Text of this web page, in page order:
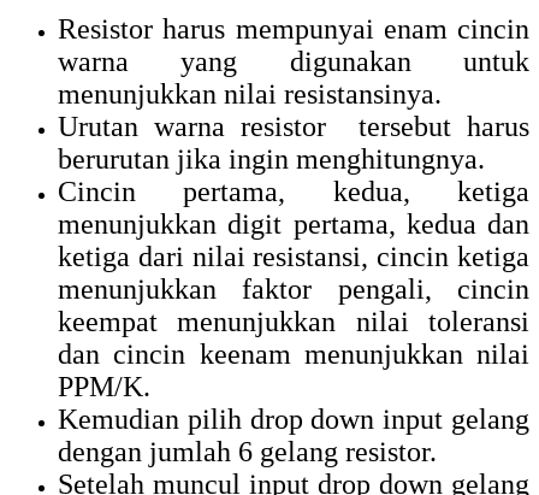
Resistor harus mempunyai enam cincin
warna yang digunakan untuk
menunjukkan nilai resistansinya.
Urutan warna resistor tersebut harus
berurutan jika ingin menghitungnya.
Cincin pertama, kedua, ketiga
menunjukkan digit pertama, kedua dan
ketiga dari nilai resistansi, cincin ketiga
menunjukkan faktor pengali, cincin
keempat menunjukkan nilai toleransi
dan cincin keenam menunjukkan nilai
PPM/K.
Kemudian pilih drop down input gelang
dengan jumlah 6 gelang resistor.
Setelah muncul input drop down gelang